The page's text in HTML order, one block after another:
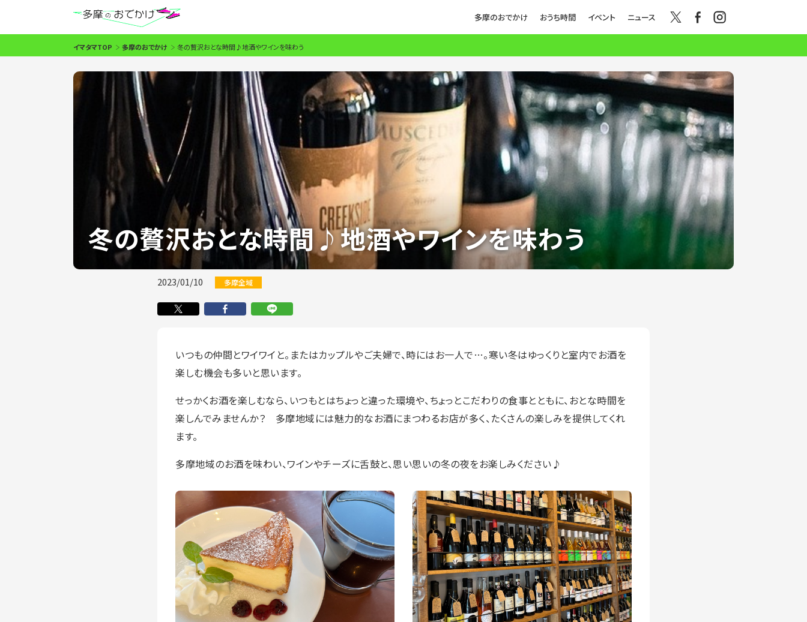
多摩のおでかけ おうち時間 イベント ニュース
イマタマTOP 多摩のおでかけ 冬の贅沢おとな時間♪地酒やワインを味わう
冬の贅沢おとな時間♪地酒やワインを味わう
2023/01/10 多摩全域
いつもの仲間とワイワイと。またはカップルやご夫婦で、時にはお一人で…。寒い冬はゆっくりと室内でお酒を
楽しむ機会も多いと思います。
せっかくお酒を楽しむなら、いつもとはちょっと違った環境や、ちょっとこだわりの食事とともに、おとな時間を
楽しんでみませんか？ 多摩地域には魅力的なお酒にまつわるお店が多く、たくさんの楽しみを提供してくれ
ます。
多摩地域のお酒を味わい、ワインやチーズに舌鼓と、思い思いの冬の夜をお楽しみください♪